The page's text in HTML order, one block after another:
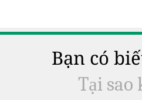
Bạn có
Tại sao